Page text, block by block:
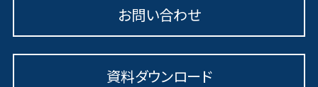
お問い合わせ
資料ダウンロード